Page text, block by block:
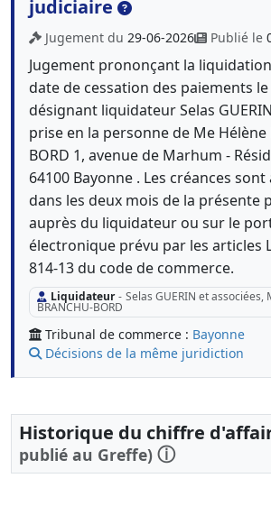
judiciaire
Jugement du 29-06-2026 Publié le
Jugement prononçant la
date de cessation des paiements le
désignant liquidateur Selas
prise en la personne de Me Hélène
BORD 1, avenue de Marhum -
64100 Bayonne . Les créances sont
dans les deux mois de la présente
auprès du liquidateur ou sur le
électronique prévu par les articles
814-13 du code de commerce.
Liquidateur - Selas GUERIN et associées,
BRANCHU-BORD
Tribunal de commerce : Bayonne
Décisions de la même juridiction
Historique du chiffre
publié au Greffe) ⓘ